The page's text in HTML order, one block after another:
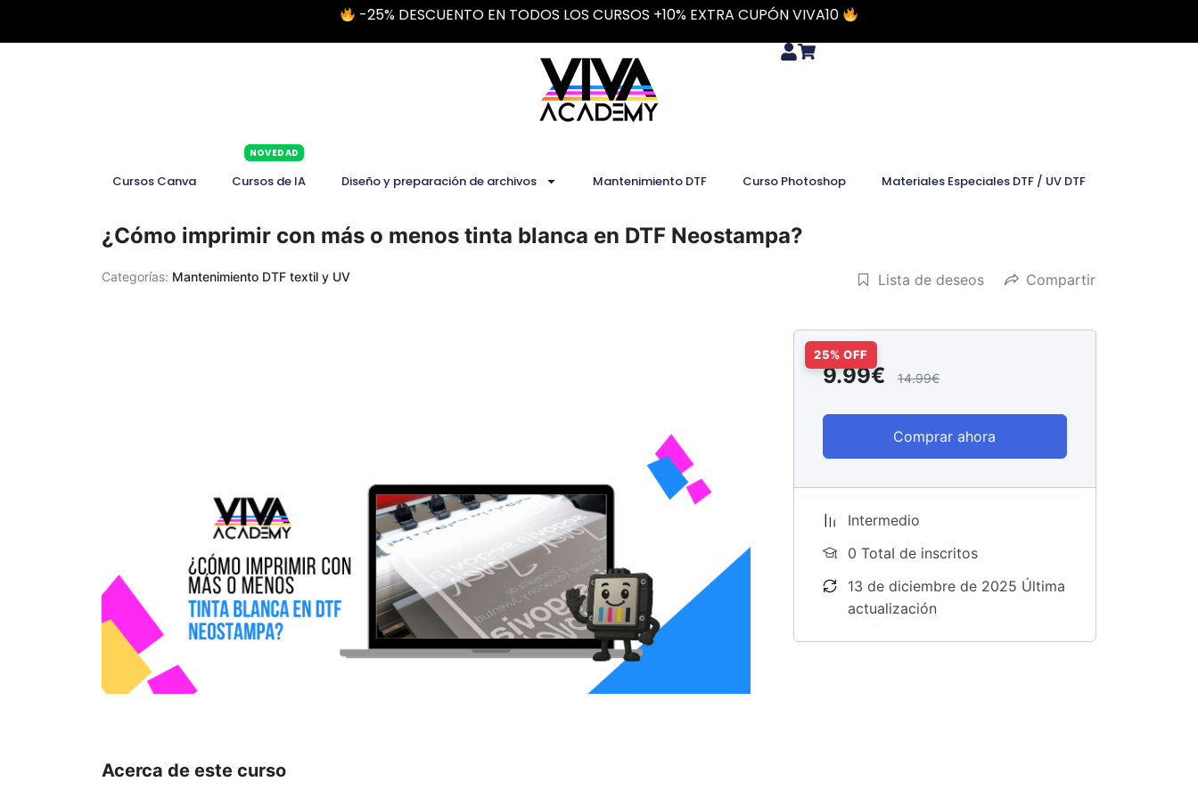
-25% DESCUENTO EN TODOS LOS CURSOS +10% EXTRA CUPÓN VIVA10
Cursos Canva Cursos de IA
NOVEDAD
Diseño y preparación de archivos Mantenimiento DTF Curso Photoshop Materiales Especiales DTF / UV DTF
¿Cómo imprimir con más o menos tinta blanca en DTF Neostampa?
Categorías: Mantenimiento DTF textil y UV Lista de deseos Compartir
Acerca de este curso
9.99€ 14.99€
Comprar ahora
Intermedio
0 TotaI de inscritos
13 de diciembre de 2025 Última
actualización